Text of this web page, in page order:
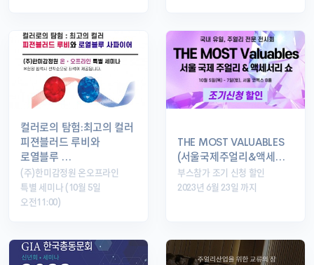
컬러로의 탐험:최고의 컬러
피젼블러드 루비와
로열블루 …
(주)한미감정원 온오프라인
특별 세미나 (10월 5일
오전11:00)
THE MOST VALUABLES
(서울국제주얼리&액세…
부스참가 조기 신청 할인
2023년 6월 23일 까지